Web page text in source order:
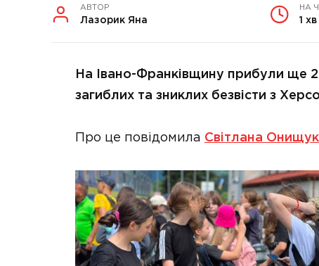
АВТОР
Лазорик Яна
НА
1 хв
На Івано-Франківщину прибули ще
загиблих та зниклих безвісти з
Про це повідомила Світлана